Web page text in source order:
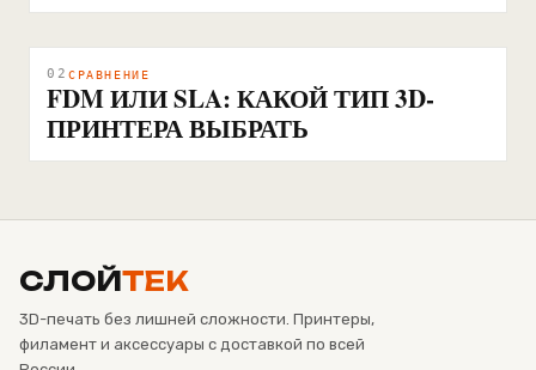
02 СРАВНЕНИЕ
FDM ИЛИ SLA: КАКОЙ ТИП 3D-
ПРИНТЕРА ВЫБРАТЬ
СЛОЙТЕК
3D-печать без лишней сложности. Принтеры,
филамент и аксессуары с доставкой по всей